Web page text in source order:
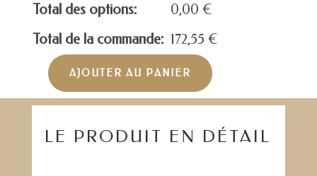
Total des options:
0,00 €
Total de la commande: 172,55 €
quantité
de
MOD.1272
AJOUTER AU PANIER
LE PRODUIT EN DÉTAIL